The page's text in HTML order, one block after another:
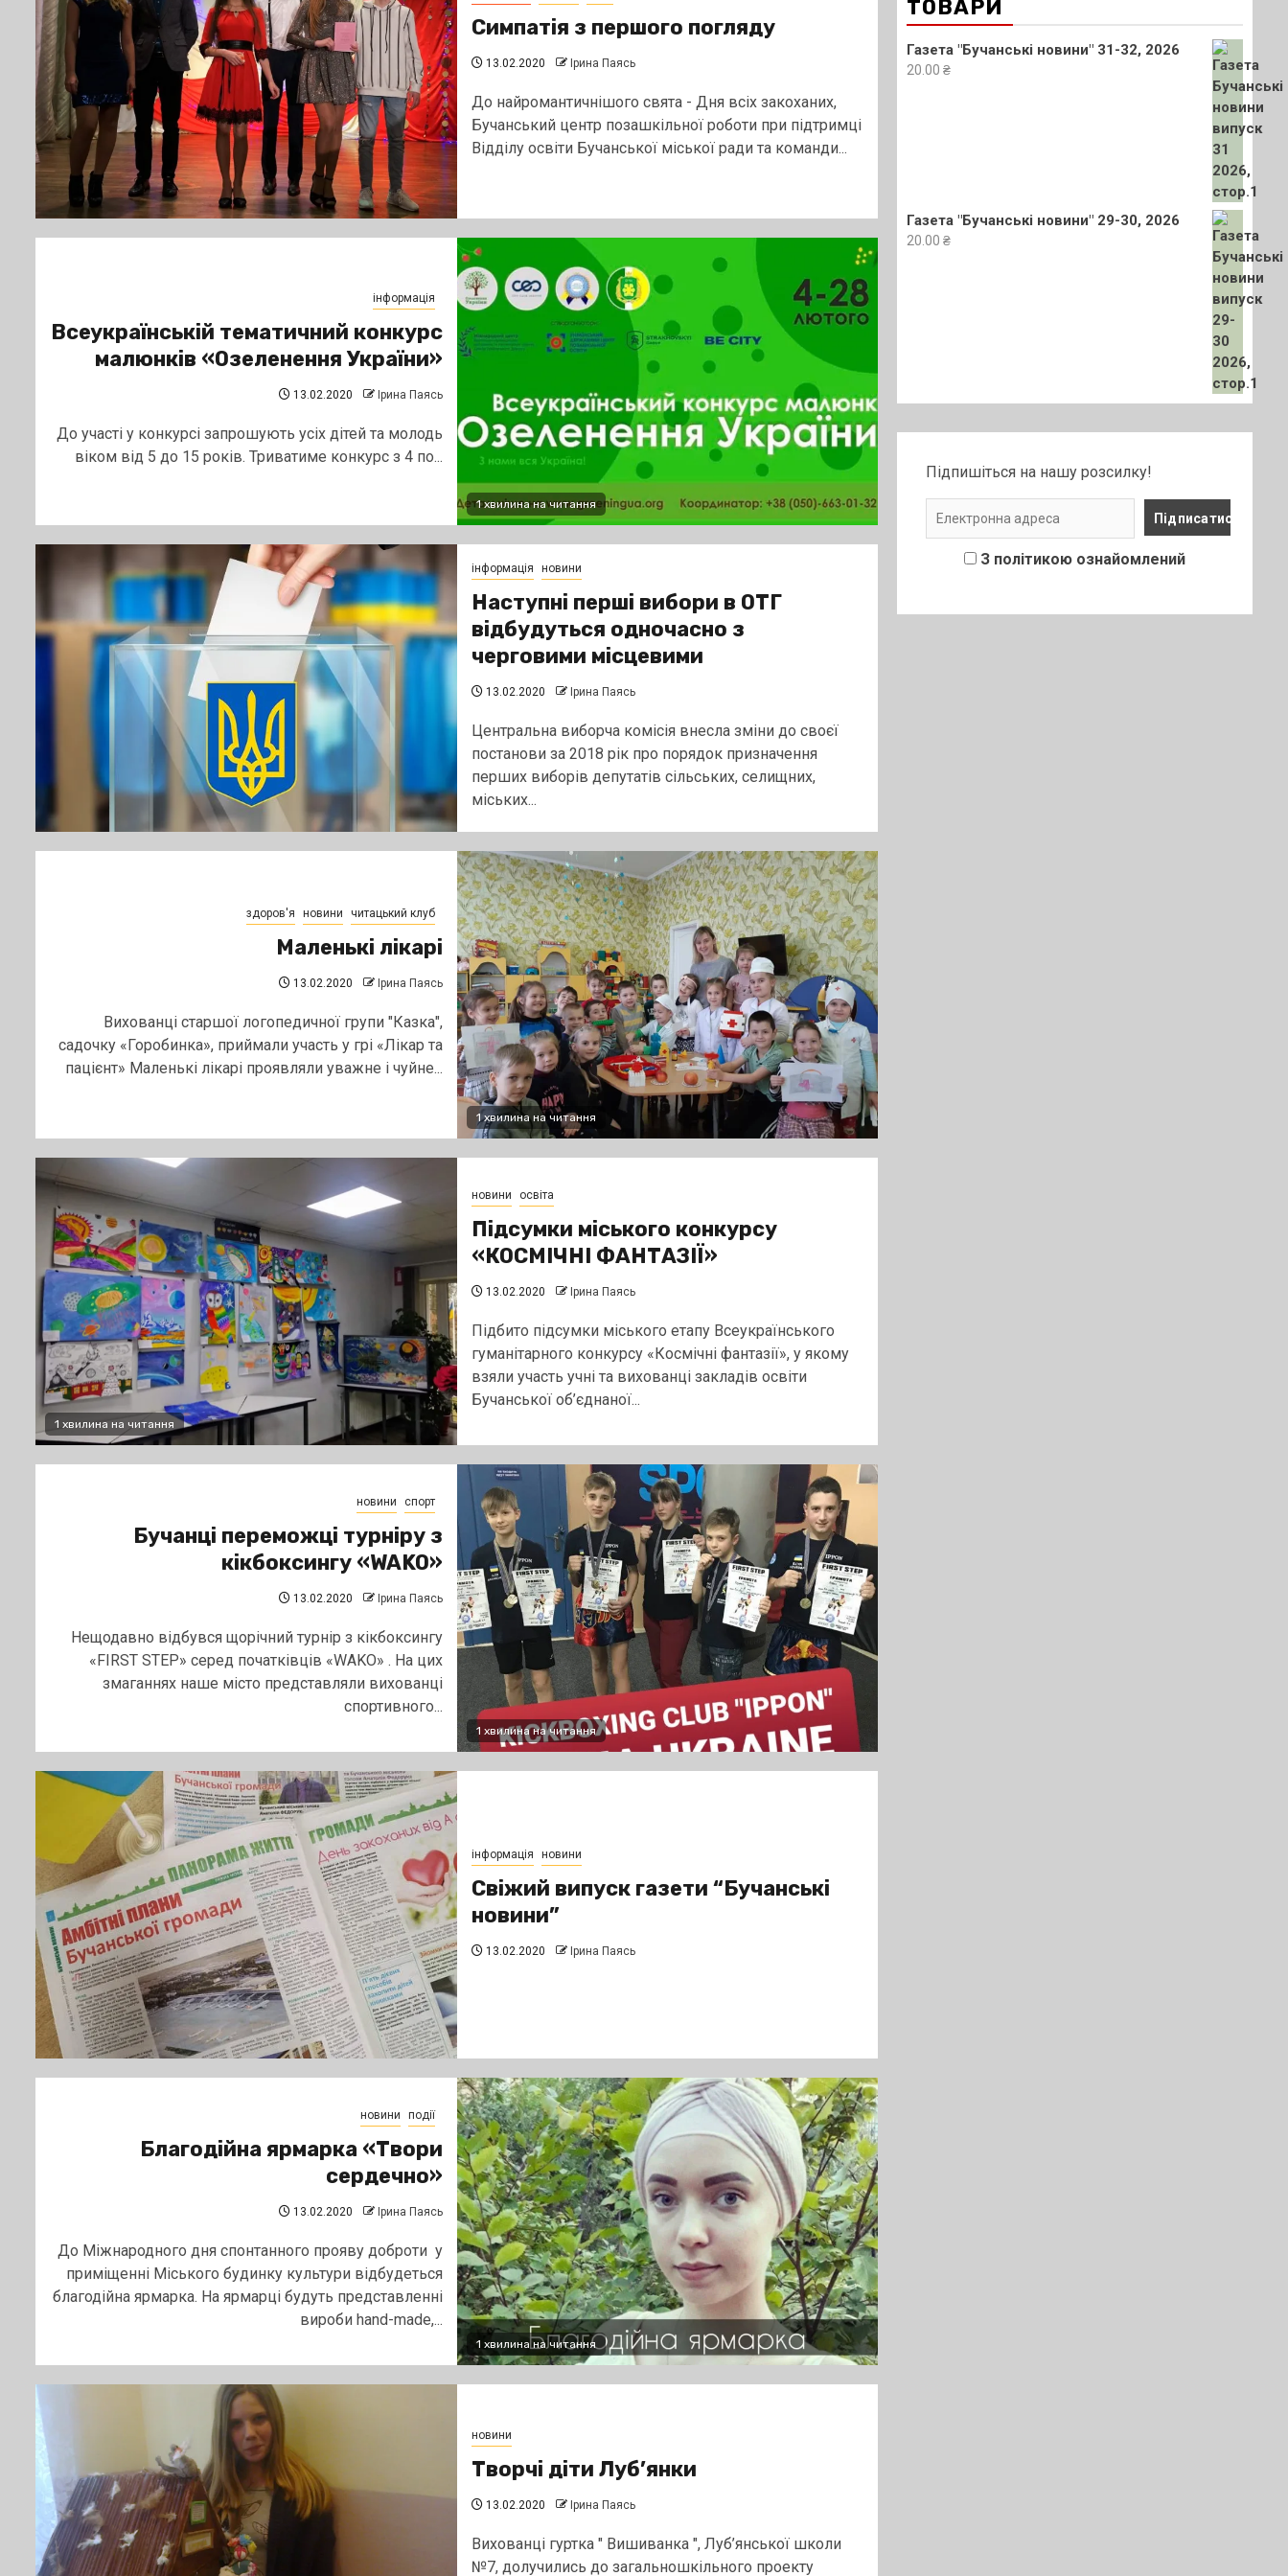
Симпатія з першого погляду
13.02.2020 Ірина Паясь
До найромантичнішого свята - Дня всіх закоханих,
Бучанський центр позашкільної роботи при підтримці
Відділу освіти Бучанської міської ради та команди...
1 хвилина на читання
інформація
Всеукраїнській тематичний конкурс
малюнків «Озеленення України»
13.02.2020 Ірина Паясь
До участі у конкурсі запрошують усіх дітей та молодь
віком від 5 до 15 років. Триватиме конкурс з 4 по...
інформація новини
Наступні перші вибори в ОТГ
відбудуться одночасно з
черговими місцевими
13.02.2020 Ірина Паясь
Центральна виборча комісія внесла зміни до своєї
постанови за 2018 рік про порядок призначення
перших виборів депутатів сільських, селищних,
міських...
1 хвилина на читання
здоров'я новини читацький клуб
Маленькі лікарі
13.02.2020 Ірина Паясь
Вихованці старшої логопедичної групи "Казка",
садочку «Горобинка», приймали участь у грі «Лікар та
пацієнт» Маленькі лікарі проявляли уважне і чуйне...
1 хвилина на читання
новини освіта
Підсумки міського конкурсу
«КОСМІЧНІ ФАНТАЗІЇ»
13.02.2020 Ірина Паясь
Підбито підсумки міського етапу Всеукраїнського
гуманітарного конкурсу «Космічні фантазії», у якому
взяли участь учні та вихованці закладів освіти
Бучанської об’єднаної...
1 хвилина на читання
новини спорт
Бучанці переможці турніру з
кікбоксингу «WAKO»
13.02.2020 Ірина Паясь
Нещодавно відбувся щорічний турнір з кікбоксингу
«FIRST STEP» серед початківців «WAKO» . На цих
змаганнях наше місто представляли вихованці
спортивного...
інформація новини
Свіжий випуск газети “Бучанські
новини”
13.02.2020 Ірина Паясь
1 хвилина на читання
новини події
Благодійна ярмарка «Твори
сердечно»
13.02.2020 Ірина Паясь
До Міжнародного дня спонтанного прояву доброти у
приміщенні Міського будинку культури відбудеться
благодійна ярмарка. На ярмарці будуть представленні
вироби hand-made,...
новини
Творчі діти Луб’янки
13.02.2020 Ірина Паясь
Вихованці гуртка " Вишиванка ", Луб’янської школи
№7, долучились до загальношкільного проекту
ТОВАРИ
Газета "Бучанські новини" 31-32, 2026
20.00 ₴
Газета "Бучанські новини" 29-30, 2026
20.00 ₴
Підпишіться на нашу розсилку!
З політикою ознайомлений